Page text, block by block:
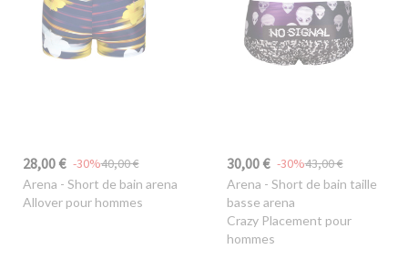
28,00 € 40,00 €
-30%
Arena - Short de bain arena
Allover pour hommes
30,00 € 43,00 €
-30%
Arena - Short de bain taille
basse arena
Crazy Placement pour
hommes